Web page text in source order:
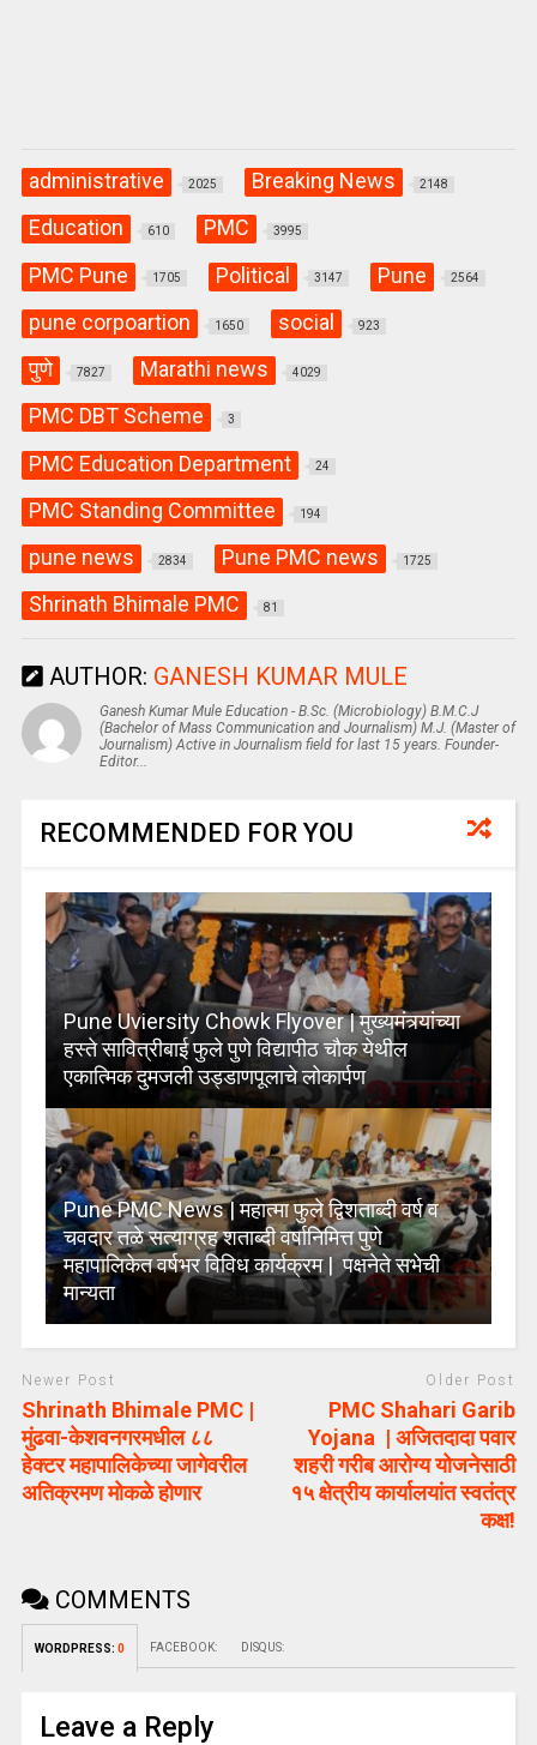
administrative 2025 Breaking News 2148
Education 610 PMC 3995
PMC Pune 1705 Political 3147 Pune 2564
pune corpoartion 1650 social 923
पुणे 7827 Marathi news 4029
PMC DBT Scheme 3
PMC Education Department 24
PMC Standing Committee 194
pune news 2834 Pune PMC news 1725
Shrinath Bhimale PMC 81
AUTHOR: GANESH KUMAR MULE
Ganesh Kumar Mule Education - B.Sc. (Microbiology) B.M.C.J
(Bachelor of Mass Communication and Journalism) M.J. (Master of
Journalism) Active in Journalism field for last 15 years. Founder-
Editor...
RECOMMENDED FOR YOU
Pune Uviersity Chowk Flyover | मुख्यमंत्र्यांच्या
हस्ते सावित्रीबाई फुले पुणे विद्यापीठ चौक येथील
एकात्मिक दुमजली उड्डाणपूलाचे लोकार्पण
Pune PMC News | महात्मा फुले द्विशताब्दी वर्ष व
चवदार तळे सत्याग्रह शताब्दी वर्षानिमित्त पुणे
महापालिकेत वर्षभर विविध कार्यक्रम | पक्षनेते सभेची
मान्यता
Newer Post
Shrinath Bhimale PMC |
मुंढवा-केशवनगरमधील ८८
हेक्टर महापालिकेच्या जागेवरील
अतिक्रमण मोकळे होणार
Older Post
PMC Shahari Garib
Yojana | अजितदादा पवार
शहरी गरीब आरोग्य योजनेसाठी
१५ क्षेत्रीय कार्यालयांत स्वतंत्र
कक्ष!
COMMENTS
WORDPRESS: 0 FACEBOOK: DISQUS:
Leave a Reply